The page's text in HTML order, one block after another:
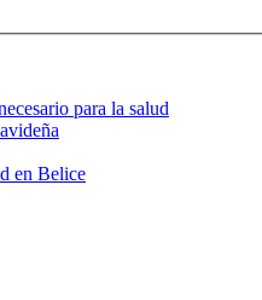
para la salud
en Belice